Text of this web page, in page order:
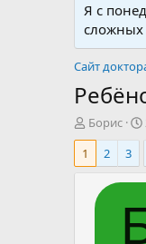
Я с
сложных
Сайт
А
в
о
Борис
ч
1
2 3